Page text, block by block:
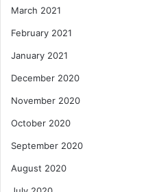
March 2021
February 2021
January 2021
December 2020
November 2020
October 2020
September 2020
August 2020